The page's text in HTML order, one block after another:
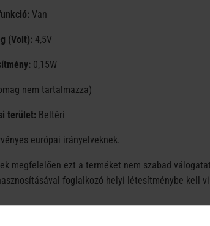
Van
(Volt): 4,5V
0,15W
nem tartalmazza)
terület: Beltéri
európai irányelveknek.
megfelelően ezt a terméket nem szabad
foglalkozó helyi létesítménybe kell